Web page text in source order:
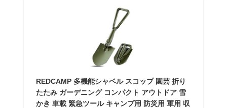
REDCAMP 多機能シャベル スコップ 園芸 折り
たたみ ガーデニング コンパクト アウトドア 雪
かき 車載 緊急ツール キャンプ用 防災用 軍用 収